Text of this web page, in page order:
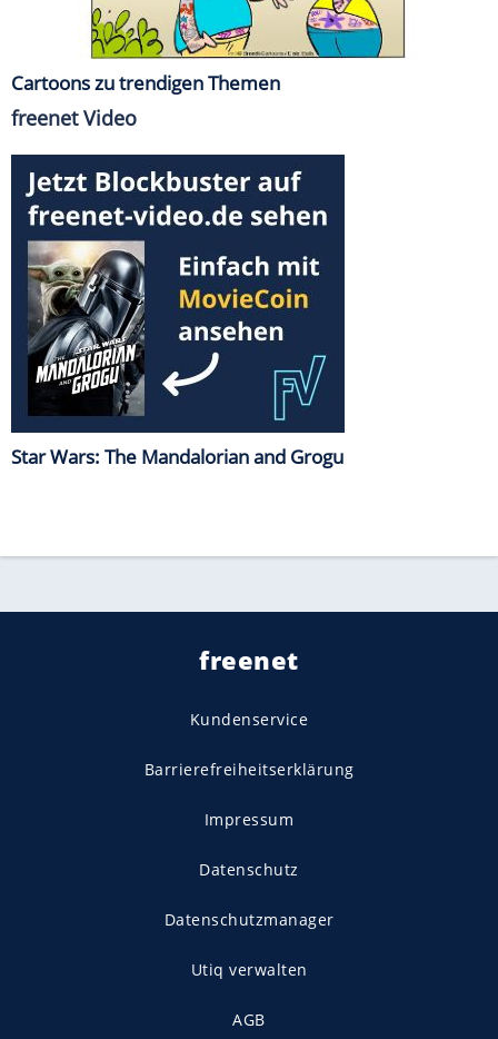
Cartoons zu trendigen Themen
freenet Video
Star Wars: The Mandalorian and Grogu
freenet
Kundenservice
Barrierefreiheitserklärung
Impressum
Datenschutz
Datenschutzmanager
Utiq verwalten
AGB